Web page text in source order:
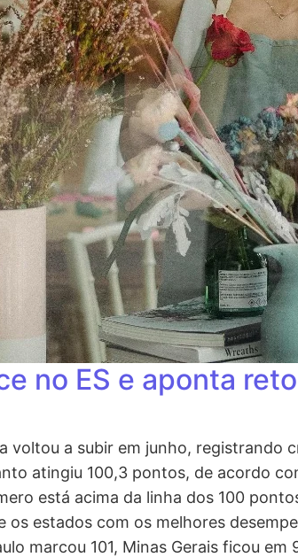
no ES e aponta
voltou a subir em junho, registrando
atingiu 100,3 pontos, de acordo
está acima da linha dos 100
estados com os melhores
marcou 101, Minas Gerais ficou